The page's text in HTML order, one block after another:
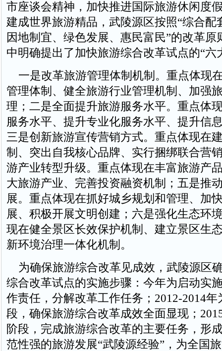
市座谈会精神，加快推进国际旅游休闲度
建成世界旅游精品，武陵源区按照“综合配
因地制宜、绿色发展、惠民富民”的改革原
中明确提出了加快旅游综合改革试点的“六
一是改革旅游管理体制机制。重点体现
管理体制、健全旅游行业管理机制、加强
理；二是全面提升旅游服务水平。重点体
服务水平、提升专业化服务水平、提升信
三是创新旅游宣传营销方式。重点体现在
制、突出自我核心品牌、实行捆绑联合营
游产业转型升级。重点体现在丰富旅游产
大旅游产业、完善投资融资机制；五是推
展。重点体现在抓好城乡规划和管理、加
展、积极开展文明创建；六是强化生态环
现在健全景区长效保护机制、建立景区生
新环境治理一体化机制。
为确保旅游综合改革见成效，武陵源区
综合改革试点的实施步骤：今年为启动实
作责任，分解改革工作任务；2012-2014年
段，确保旅游综合改革成效全面显现；
阶段，完成旅游综合改革的主要任务，形
范性强的旅游发展“武陵源经验”，为全国